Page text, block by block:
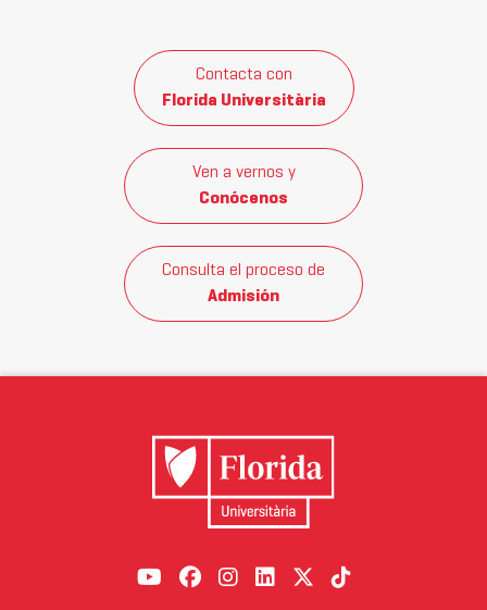
Contacta con
Florida Universitària
Ven a vernos y
Conócenos
Consulta el proceso de
Admisión